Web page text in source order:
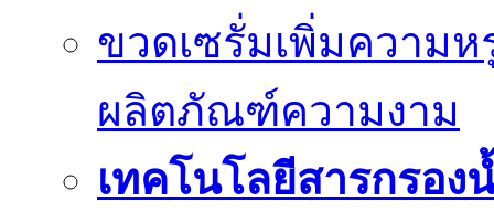
ขวดเซรั่มเพิ่มความ
ผลิตภัณฑ์ความงาม
เทคโนโลยีสารกรอ